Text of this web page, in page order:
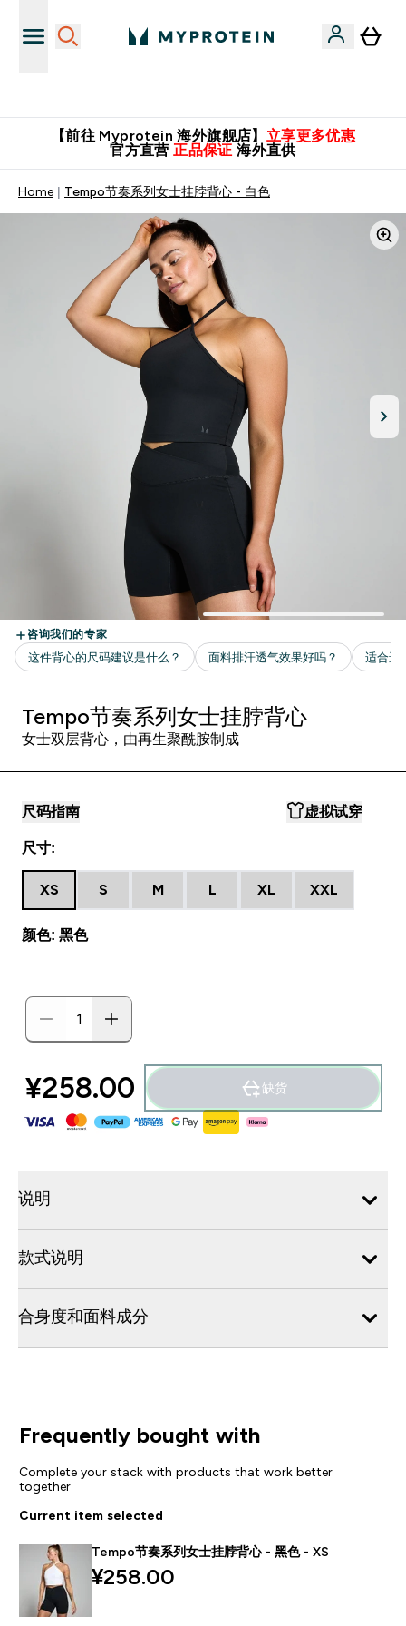
【前往 Myprotein 海外旗舰店】 立享更多优惠
官方直营 正品保证 海外直供
Home Tempo节奏系列女士挂脖背心 - 白色
Tempo节奏系列女士挂脖背心
女士双层背心，由再生聚酰胺制成
尺码指南 虚拟试穿
尺寸:
XS S M L XL XXL
颜色: 黑色
¥258.00‎ 缺货
说明
款式说明
合身度和面料成分
Frequently bought with
Complete your stack with products that work better
together
Current item selected
Tempo节奏系列女士挂脖背心 - 黑色 - XS
¥258.00‎